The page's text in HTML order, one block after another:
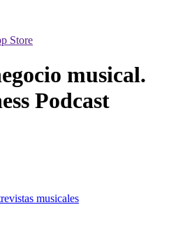
Store
musical.
Podcast
musicales